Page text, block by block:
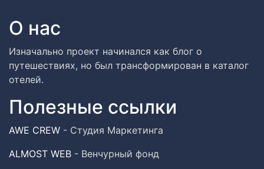
О нас
Изначально проект начинался как блог о
путешествиях, но был трансформирован в каталог
отелей.
Полезные ссылки
AWE CREW - Студия Маркетинга
ALMOST WEB - Венчурный фонд